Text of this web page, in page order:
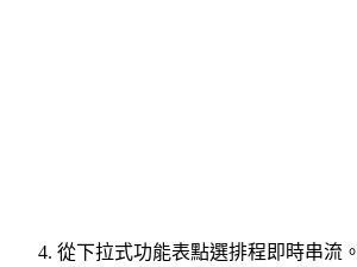
從下拉式功能表點選排程即時串流。